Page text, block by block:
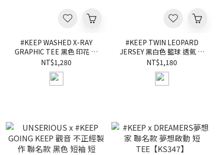
#KEEP WASHED X-RAY
GRAPHIC TEE 黑色 印花 重
磅 骨頭 X光片 水洗 短
TEE【KS350】
NT$1,280
#KEEP TWIN LEOPARD
JERSEY 黑白色 籃球 透氣 運
動 豹紋 雙面 球衣【KS349】
NT$1,180